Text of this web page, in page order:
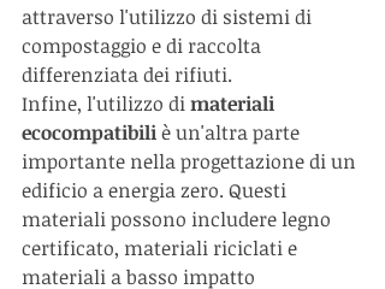
attraverso l'utilizzo di sistemi di
compostaggio e di raccolta
differenziata dei rifiuti.
Infine, l'utilizzo di materiali
ecocompatibili è un'altra parte
importante nella progettazione di un
edificio a energia zero. Questi
materiali possono includere legno
certificato, materiali riciclati e
materiali a basso impatto